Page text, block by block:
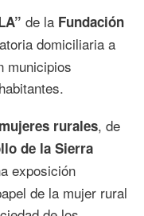
de la Fundación
domiciliaria a
municipios
rurales, de
de la Sierra
exposición
de la mujer rural